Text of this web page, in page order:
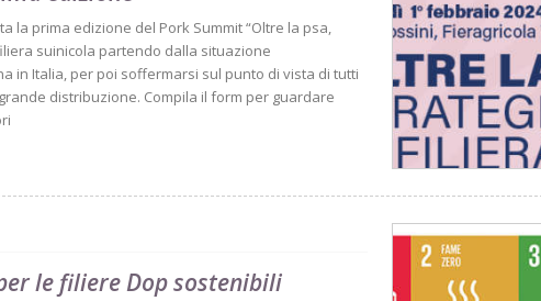
la prima edizione del Pork Summit “Oltre la psa,
suinicola partendo dalla situazione
in Italia, per poi soffermarsi sul punto di vista di tutti
distribuzione. Compila il form per guardare
le filiere Dop sostenibili